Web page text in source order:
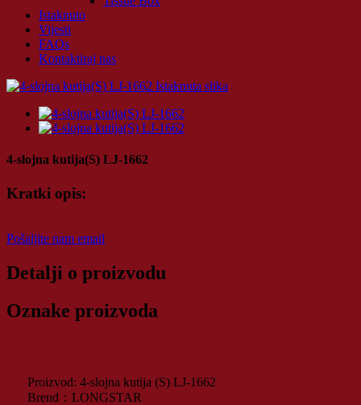
Istaknuto
Vijesti
FAQs
Kontaktiraj nas
4-slojna kutija(S) LJ-1662
Kratki opis:
Pošaljite nam email
Detalji o proizvodu
Oznake proizvoda
Proizvod: 4-slojna kutija (S) LJ-1662
Brend：LONGSTAR